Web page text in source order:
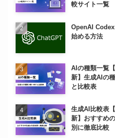
較サイト一覧
OpenAI
始める方法
AIの種類一覧
新】生成AIの
と比較表
生成AI比較表
新】おすすめ
別に徹底比較